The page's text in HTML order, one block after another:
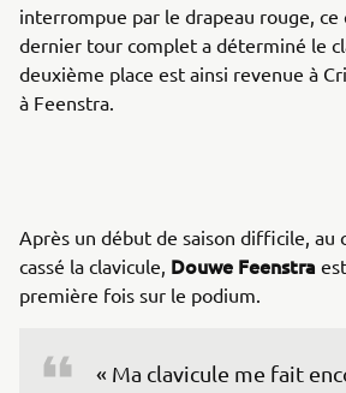
interrompue par le drapeau rouge, ce
dernier tour complet a déterminé le
deuxième place est ainsi revenue à
à Feenstra.
Après un début de saison difficile, au
cassé la clavicule, Douwe Feenstra
première fois sur le podium.
« Ma clavicule me fait